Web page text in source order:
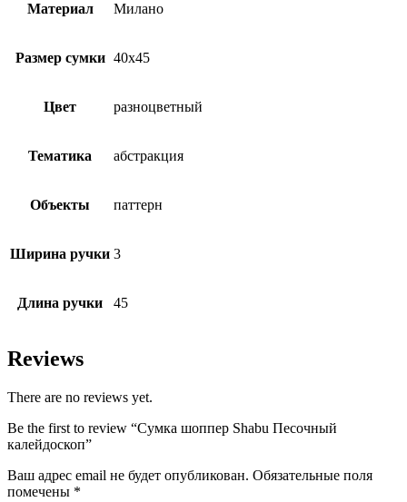
Материал Милано
Размер сумки 40х45
Цвет разноцветный
Тематика абстракция
Объекты паттерн
Ширина ручки 3
Длина ручки 45
Reviews
There are no reviews yet.
Be the first to review “Сумка шоппер Shabu Песочный
калейдоскоп”
Ваш адрес email не будет опубликован. Обязательные поля
помечены *